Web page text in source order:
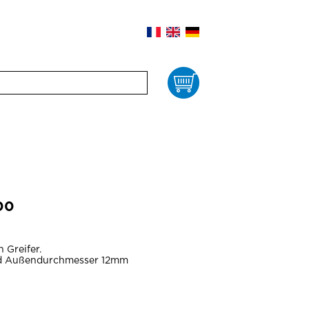
Greifer.
12mm